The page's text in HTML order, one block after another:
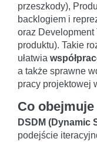
przeszkody),
backlogiem i
oraz Development
produktu). Takie
ułatwia
a także sprawne
pracy projektowej
Co obejmuje
DSDM (Dynamic
podejście